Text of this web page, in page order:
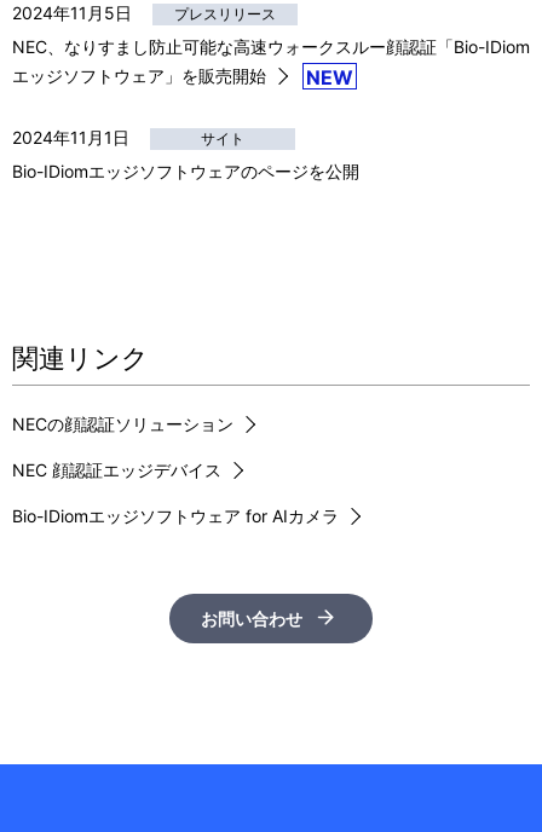
2024年11月5日 プレスリリース
NEC、なりすまし防止可能な高速ウォークスルー顔認証「Bio-IDiom
エッジソフトウェア」を販売開始
NEW
2024年11月1日 サイト
Bio-IDiomエッジソフトウェアのページを公開
関連リンク
NECの顔認証ソリューション
NEC 顔認証エッジデバイス
Bio-IDiomエッジソフトウェア for AIカメラ
お問い合わせ